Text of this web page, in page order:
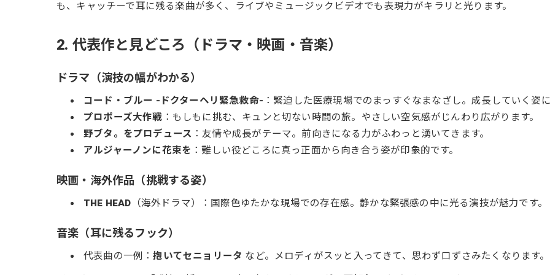
も、キャッチーで耳に残る楽曲が多く、ライブやミュージックビデオでも表現力がキラリと光ります。
2. 代表作と見どころ（ドラマ・映画・音楽）
ドラマ（演技の幅がわかる）
コード・ブルー -ドクターヘリ緊急救命- ：緊迫した医療現場でのまっすぐなまなざし。成長していく姿
プロポーズ大作戦 ：もしもに挑む、キュンと切ない時間の旅。やさしい空気感がじんわり広がります。
野ブタ。をプロデュース ：友情や成長がテーマ。前向きになる力がふわっと湧いてきます。
アルジャーノンに花束を ：難しい役どころに真っ正面から向き合う姿が印象的です。
映画・海外作品（挑戦する姿）
THE HEAD （海外ドラマ）：国際色ゆたかな現場での存在感。静かな緊張感の中に光る演技が魅力です。
音楽（耳に残るフック）
代表曲の一例：抱いてセニョリータ など。メロディがスッと入ってきて、思わず口ずさみたくなります。